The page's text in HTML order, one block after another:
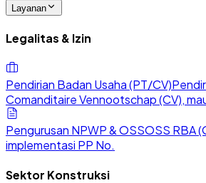
Layanan
Legalitas & Izin
Pendirian Badan Usaha (PT/CV)
Comanditaire Vennootschap (CV),
Pengurusan NPWP & OSSOSS RBA
implementasi PP No.
Sektor Konstruksi